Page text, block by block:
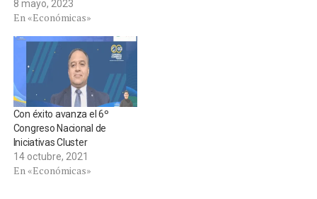
8 mayo, 2023
En «Económicas»
Con éxito avanza el 6º
Congreso Nacional de
Iniciativas Cluster
14 octubre, 2021
En «Económicas»